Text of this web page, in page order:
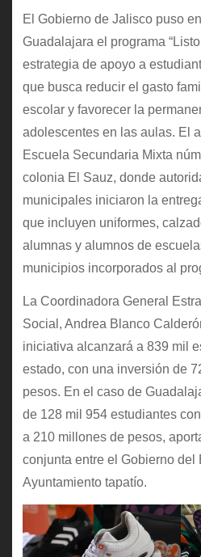
El Gobierno de Jalisco puso
Guadalajara el programa
estrategia de apoyo a
que busca reducir el gasto
escolar y favorecer la
adolescentes en las aulas. El
Escuela Secundaria Mixta
colonia El Sauz, donde
municipales iniciaron la
que incluyen uniformes,
alumnas y alumnos de
municipios incorporados al
La Coordinadora General
Social, Andrea Blanco
iniciativa alcanzará a 839 mil
estado, con una inversión de
pesos. En el caso de
de 128 mil 954 estudiantes
a 210 millones de pesos,
conjunta entre el Gobierno del
Ayuntamiento tapatío.